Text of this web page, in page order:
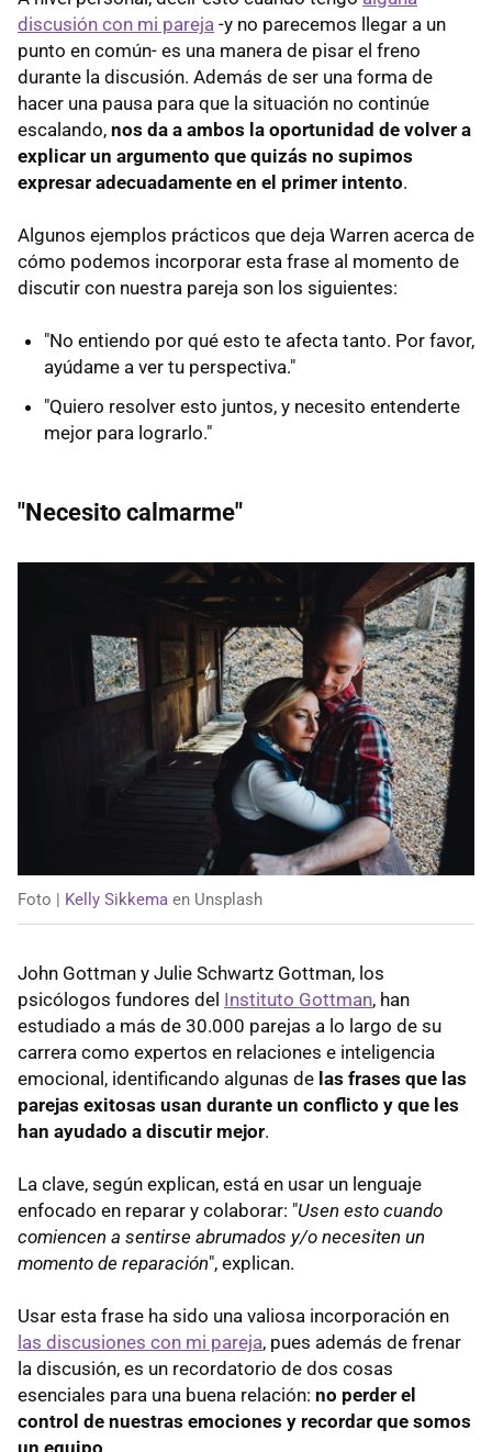
discusión con mi pareja -y no parecemos llegar a un
punto en común- es una manera de pisar el freno
durante la discusión. Además de ser una forma de
hacer una pausa para que la situación no continúe
escalando, nos da a ambos la oportunidad de volver a
explicar un argumento que quizás no supimos
expresar adecuadamente en el primer intento.
Algunos ejemplos prácticos que deja Warren acerca de
cómo podemos incorporar esta frase al momento de
discutir con nuestra pareja son los siguientes:
"No entiendo por qué esto te afecta tanto. Por favor,
ayúdame a ver tu perspectiva."
"Quiero resolver esto juntos, y necesito entenderte
mejor para lograrlo."
"Necesito calmarme"
Foto | Kelly Sikkema en Unsplash
John Gottman y Julie Schwartz Gottman, los
psicólogos fundores del Instituto Gottman, han
estudiado a más de 30.000 parejas a lo largo de su
carrera como expertos en relaciones e inteligencia
emocional, identificando algunas de las frases que las
parejas exitosas usan durante un conflicto y que les
han ayudado a discutir mejor.
La clave, según explican, está en usar un lenguaje
enfocado en reparar y colaborar: "Usen esto cuando
comiencen a sentirse abrumados y/o necesiten un
momento de reparación", explican.
Usar esta frase ha sido una valiosa incorporación en
las discusiones con mi pareja, pues además de frenar
la discusión, es un recordatorio de dos cosas
esenciales para una buena relación: no perder el
control de nuestras emociones y recordar que somos
un equipo